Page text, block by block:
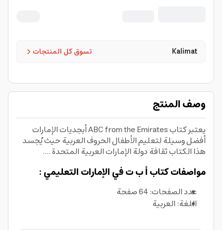
تسوق كل المنتجات Kalimat
وصف المنتج
يعتبر كتاب ABC from the Emirates أبجديات الإمارات
أفضل وسيلة لتعليم الأطفال الحروف العربية حيث يُجسد
هذا الكتاب ثقافة دولة الإمارات العربية المتحدة ....
مواصفات كتاب أ ب ت في الإمارات التعليمي :
عدد الصفحات: 64 صفحة
اللغة: العربية